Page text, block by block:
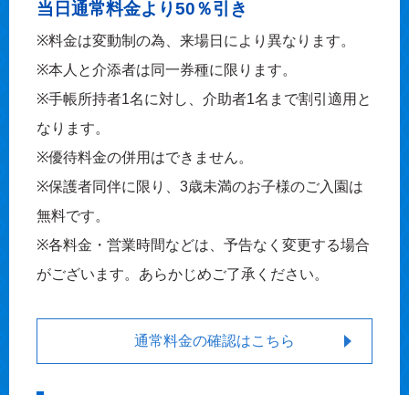
当日通常料金より50％引き
※料金は変動制の為、来場日により異なります。
※本人と介添者は同一券種に限ります。
※手帳所持者1名に対し、介助者1名まで割引適用と
なります。
※優待料金の併用はできません。
※保護者同伴に限り、3歳未満のお子様のご入園は
無料です。
※各料金・営業時間などは、予告なく変更する場合
がございます。あらかじめご了承ください。
通常料金の確認はこちら